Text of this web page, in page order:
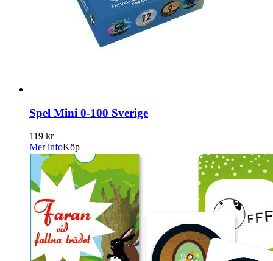
Spel Mini 0-100 Sverige
119 kr
Mer infoKöp